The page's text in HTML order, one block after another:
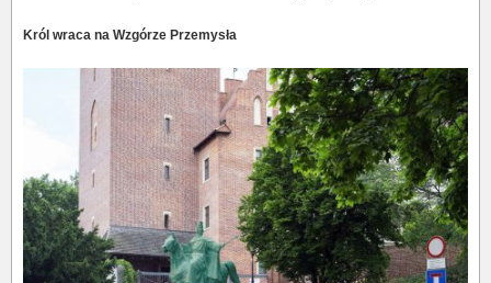
Król wraca na Wzgórze Przemysła